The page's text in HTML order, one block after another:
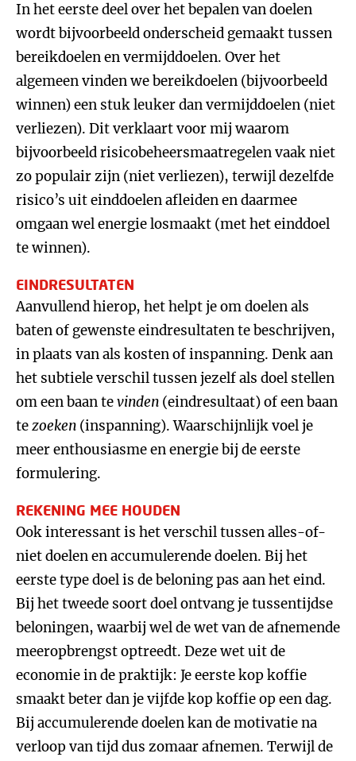
In het eerste deel over het bepalen van doelen
wordt bijvoorbeeld onderscheid gemaakt tussen
bereikdoelen en vermijddoelen. Over het
algemeen vinden we bereikdoelen (bijvoorbeeld
winnen) een stuk leuker dan vermijddoelen (niet
verliezen). Dit verklaart voor mij waarom
bijvoorbeeld risicobeheersmaatregelen vaak niet
zo populair zijn (niet verliezen), terwijl dezelfde
risico’s uit einddoelen afleiden en daarmee
omgaan wel energie losmaakt (met het einddoel
te winnen).
EINDRESULTATEN
Aanvullend hierop, het helpt je om doelen als
baten of gewenste eindresultaten te beschrijven,
in plaats van als kosten of inspanning. Denk aan
het subtiele verschil tussen jezelf als doel stellen
om een baan tevinden (eindresultaat) of een baan
tezoeken (inspanning). Waarschijnlijk voel je
meer enthousiasme en energie bij de eerste
formulering.
REKENING MEE HOUDEN
Ook interessant is het verschil tussen alles-of-
niet doelen en accumulerende doelen. Bij het
eerste type doel is de beloning pas aan het eind.
Bij het tweede soort doel ontvang je tussentijdse
beloningen, waarbij wel de wet van de afnemende
meeropbrengst optreedt. Deze wet uit de
economie in de praktijk: Je eerste kop koffie
smaakt beter dan je vijfde kop koffie op een dag.
Bij accumulerende doelen kan de motivatie na
verloop van tijd dus zomaar afnemen. Terwijl de